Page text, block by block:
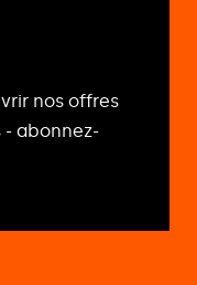
nos offres
abonnez-